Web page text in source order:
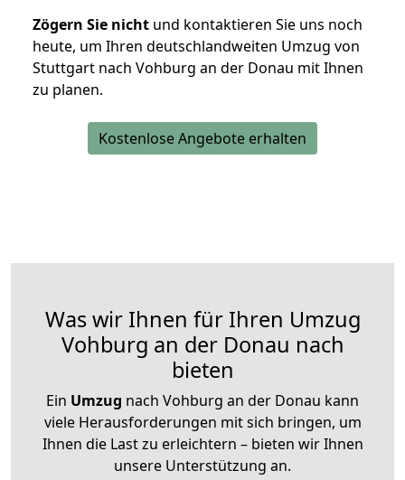
Zögern Sie nicht und kontaktieren Sie uns noch
heute, um Ihren deutschlandweiten Umzug von
Stuttgart nach Vohburg an der Donau mit Ihnen
zu planen.
Kostenlose Angebote erhalten
Was wir Ihnen für Ihren Umzug
Vohburg an der Donau nach
bieten
Ein Umzug nach Vohburg an der Donau kann
viele Herausforderungen mit sich bringen, um
Ihnen die Last zu erleichtern – bieten wir Ihnen
unsere Unterstützung an.